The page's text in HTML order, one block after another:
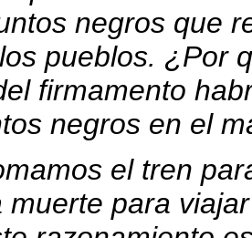
negros que
pueblos. ¿Por
firmamento
negros en el
el tren
muerte para